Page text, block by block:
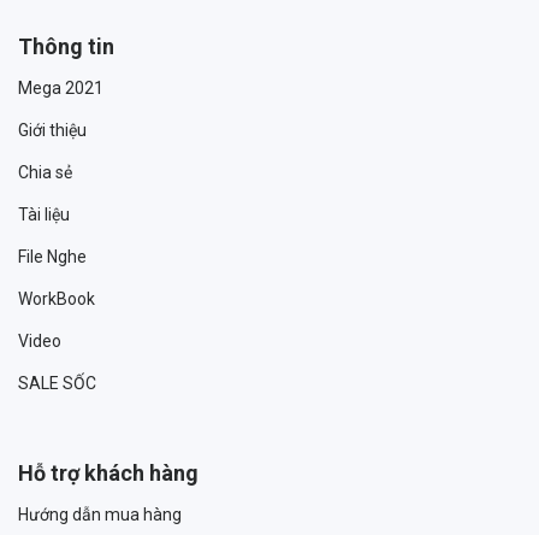
Thông tin
Mega 2021
Giới thiệu
Chia sẻ
Tài liệu
File Nghe
WorkBook
Video
SALE SỐC
Hỗ trợ khách hàng
Hướng dẫn mua hàng